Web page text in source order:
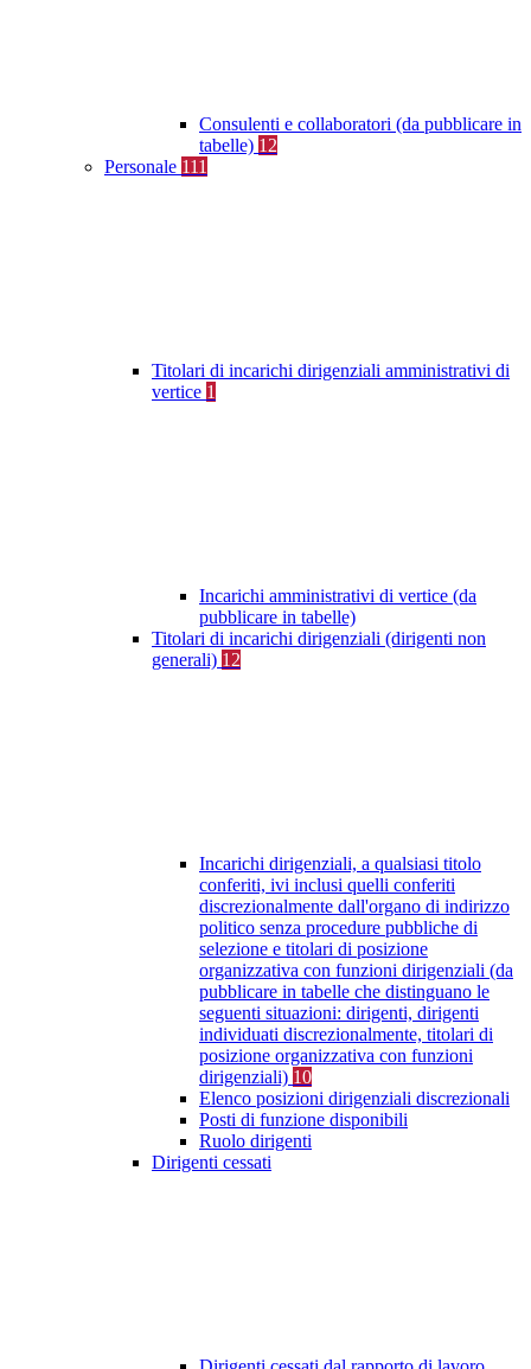
Consulenti e collaboratori (da pubblicare in
tabelle) 12
Personale 111
Titolari di incarichi dirigenziali amministrativi di
vertice 1
Incarichi amministrativi di vertice (da
pubblicare in tabelle)
Titolari di incarichi dirigenziali (dirigenti non
generali) 12
Incarichi dirigenziali, a qualsiasi titolo
conferiti, ivi inclusi quelli conferiti
discrezionalmente dall'organo di indirizzo
politico senza procedure pubbliche di
selezione e titolari di posizione
organizzativa con funzioni dirigenziali (da
pubblicare in tabelle che distinguano le
seguenti situazioni: dirigenti, dirigenti
individuati discrezionalmente, titolari di
posizione organizzativa con funzioni
dirigenziali) 10
Elenco posizioni dirigenziali discrezionali
Posti di funzione disponibili
Ruolo dirigenti
Dirigenti cessati